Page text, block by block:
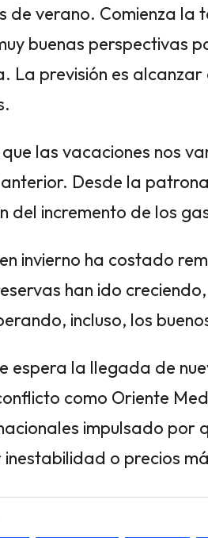
de verano. Comienza
buenas perspectivas
La previsión es
las vacaciones nos
anterior. Desde la
del incremento de los
invierno ha costado
han ido
incluso, los
espera la llegada de
como Oriente
impulsado por
inestabilidad o precios